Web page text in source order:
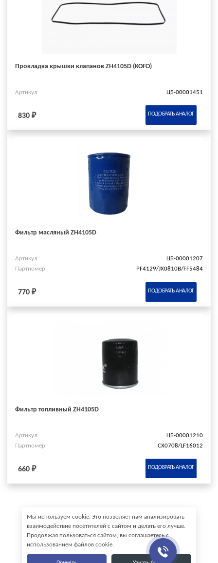
Прокладка крышки клапанов ZH4105D (KOFO)
Артикул ЦБ-00001451
830 ₽ ПОДОБРАТЬ АНАЛОГ
Фильтр масляный ZH4105D
Артикул
ЦБ-00001207
Партномер
PF4129/JX0810B/FF5484
770 ₽ ПОДОБРАТЬ АНАЛОГ
Фильтр топливный ZH4105D
Артикул
ЦБ-00001210
Партномер
CX0708/LF16012
660 ₽ ПОДОБРАТЬ АНАЛОГ
Мы используем cookie. Это позволяет нам анализировать
взаимодействие посетителей с сайтом и делать его лучше.
Продолжая пользоваться сайтом, вы соглашаетесь с
использованием файлов cookie.